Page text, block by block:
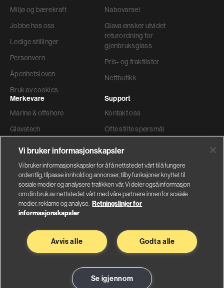
Miljø og bærekraft
Jobbe hos oss
Ledige stillinger
Personvern
Åpenhetsloven
Bruk av cookies
Nabovarsel
Glava ønsker utvidet
returordning for
gjenbruksglass
Pris- og fraktlister
Nettbutikk
Merkevare
Marine & offshore
Glavatech
Weber
Support
Kontakt oss
Ofte stilte spørsmål
Ordre og levering
Faktura adresse
Glava AS
Nybråtveien 2
Saint-Gobain Byggevarer
Sandstuveien 68
Se på kart
Vi bruker informasjonskapsler
Vi bruker informasjonskapsler for å få nettstedet vårt til å fungere
ordentlig, tilpasse innhold og annonser, tilby funksjoner knyttet til
sosiale medier og analysere trafikken vår. Vi deler også informasjon
om din bruk av nettstedet vårt med våre partnere innenfor sosiale
medier, reklame og analyse. Retningslinjer for
informasjonskapsler
Godta alle
Avvis alle
Se igjennom